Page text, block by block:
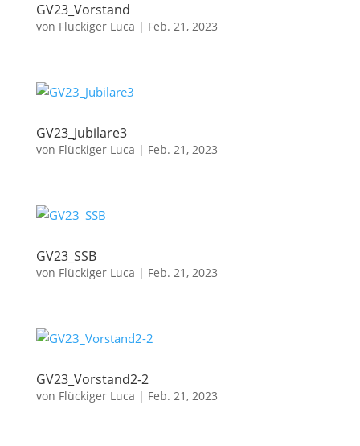
GV23_Vorstand
von Flückiger Luca | Feb. 21, 2023
GV23_Jubilare3
von Flückiger Luca | Feb. 21, 2023
GV23_SSB
von Flückiger Luca | Feb. 21, 2023
GV23_Vorstand2-2
von Flückiger Luca | Feb. 21, 2023